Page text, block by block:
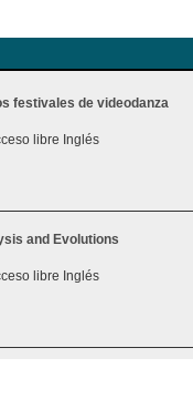
festivales de videodanza
libre Inglés
and Evolutions
libre Inglés